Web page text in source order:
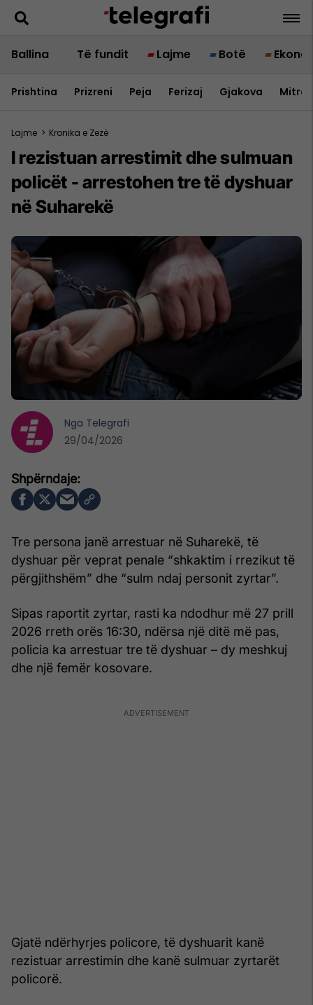
Ballina Të fundit Lajme Botë
Prishtina Prizreni Peja Ferizaj Gjakova
Lajme > Kronika e Zezë
I rezistuan arrestimit dhe sulmuan
policët - arrestohen tre të dyshuar
në Suharekë
Tre persona janë arrestuar në Suharekë, të
dyshuar për veprat penale “shkaktim i rrezikut të
përgjithshëm” dhe “sulm ndaj personit zyrtar”.
Sipas raportit zyrtar, rasti ka ndodhur më 27 prill
2026 rreth orës 16:30, ndërsa një ditë më pas,
policia ka arrestuar tre të dyshuar – dy meshkuj
dhe një femër kosovare.
Gjatë ndërhyrjes policore, të dyshuarit kanë
rezistuar arrestimin dhe kanë sulmuar zyrtarët
policorë.
Nga Telegrafi
29/04/2026